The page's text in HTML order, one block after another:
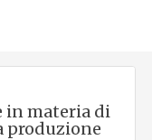
in materia di
produzione